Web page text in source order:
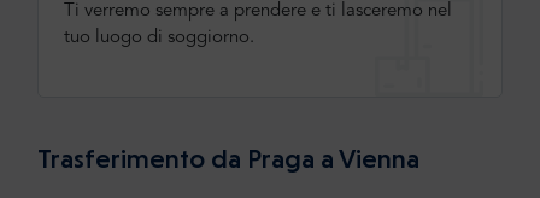
Ti verremo sempre a prendere e ti lasceremo nel
tuo luogo di soggiorno.
Trasferimento da Praga a Vienna